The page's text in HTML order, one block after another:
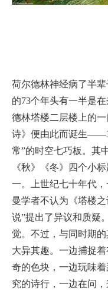
荷尔德林神经病了半
的73个年头有一半是
德林塔楼二层楼上的
诗》便由此而诞生
常”的时空七巧板。其
《秋》《冬》四个小
一。上世纪七十年代
曼学者不认为《塔楼
说”提出了异议和质疑
觉。不过，与同时期
大异其趣。一边捕捉
奇的色块，一边玩味
究的诗行，一边在问